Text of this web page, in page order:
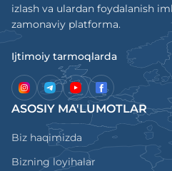
izlash va ulardan foydalanish
zamonaviy platforma.
Ijtimoiy tarmoqlarda
ASOSIY MA'LUMOTLAR
Biz haqimizda
Bizning loyihalar